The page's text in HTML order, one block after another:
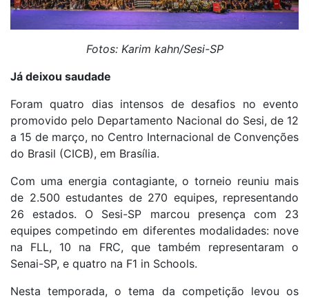
Fotos: Karim kahn/Sesi-SP
Já deixou saudade
Foram quatro dias intensos de desafios no evento
promovido pelo Departamento Nacional do Sesi, de 12
a 15 de março, no Centro Internacional de Convenções
do Brasil (CICB), em Brasília.
Com uma energia contagiante, o torneio reuniu mais
de 2.500 estudantes de 270 equipes, representando
26 estados. O Sesi-SP marcou presença com 23
equipes competindo em diferentes modalidades: nove
na FLL, 10 na FRC, que também representaram o
Senai-SP, e quatro na F1 in Schools.
Nesta temporada, o tema da competição levou os